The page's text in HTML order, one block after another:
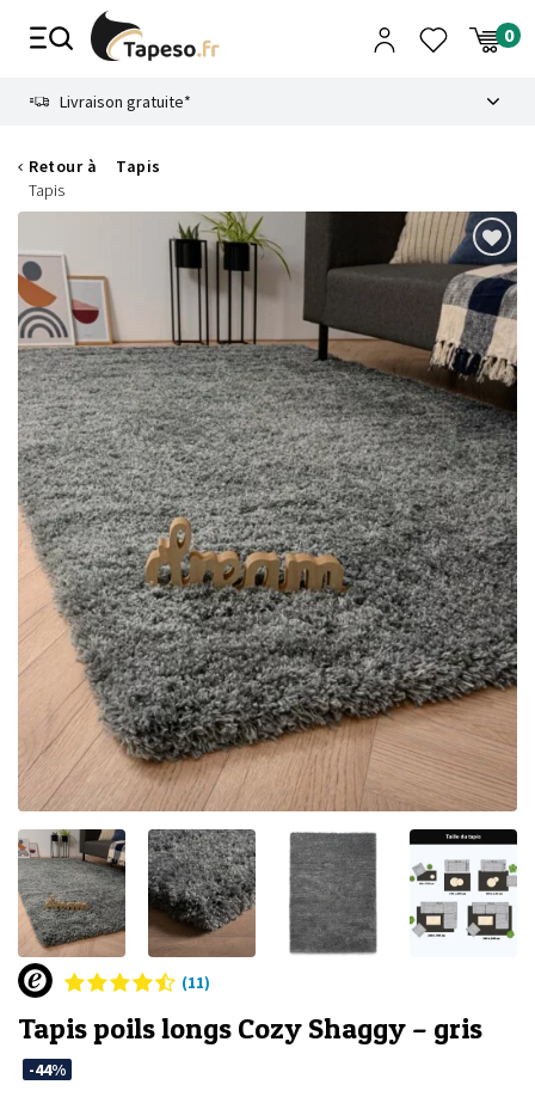
Livraison gratuite*
Retour à
Tapis
Tapis
(11)
Tapis poils longs Cozy Shaggy – gris
-44%